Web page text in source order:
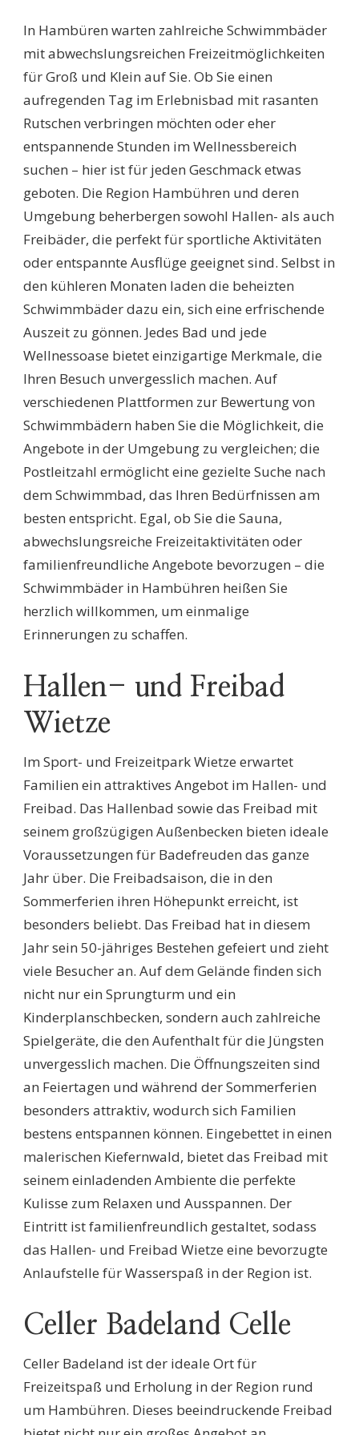
ENTDECKE
DIE
BESTEN
DIE
GANZE
In Hambüren warten zahlreiche Schwimmbäder
mit abwechslungsreichen Freizeitmöglichkeiten
für Groß und Klein auf Sie. Ob Sie einen
aufregenden Tag im Erlebnisbad mit rasanten
Rutschen verbringen möchten oder eher
entspannende Stunden im Wellnessbereich
suchen – hier ist für jeden Geschmack etwas
geboten. Die Region Hambühren und deren
Umgebung beherbergen sowohl Hallen- als auch
Freibäder, die perfekt für sportliche Aktivitäten
oder entspannte Ausflüge geeignet sind. Selbst in
den kühleren Monaten laden die beheizten
Schwimmbäder dazu ein, sich eine erfrischende
Auszeit zu gönnen. Jedes Bad und jede
Wellnessoase bietet einzigartige Merkmale, die
Ihren Besuch unvergesslich machen. Auf
verschiedenen Plattformen zur Bewertung von
Schwimmbädern haben Sie die Möglichkeit, die
Angebote in der Umgebung zu vergleichen; die
Postleitzahl ermöglicht eine gezielte Suche nach
dem Schwimmbad, das Ihren Bedürfnissen am
besten entspricht. Egal, ob Sie die Sauna,
abwechslungsreiche Freizeitaktivitäten oder
familienfreundliche Angebote bevorzugen – die
Schwimmbäder in Hambühren heißen Sie
herzlich willkommen, um einmalige
Erinnerungen zu schaffen.
Hallen- und Freibad
Wietze
Im Sport- und Freizeitpark Wietze erwartet
Familien ein attraktives Angebot im Hallen- und
Freibad. Das Hallenbad sowie das Freibad mit
seinem großzügigen Außenbecken bieten ideale
Voraussetzungen für Badefreuden das ganze
Jahr über. Die Freibadsaison, die in den
Sommerferien ihren Höhepunkt erreicht, ist
besonders beliebt. Das Freibad hat in diesem
Jahr sein 50-jähriges Bestehen gefeiert und zieht
viele Besucher an. Auf dem Gelände finden sich
nicht nur ein Sprungturm und ein
Kinderplanschbecken, sondern auch zahlreiche
Spielgeräte, die den Aufenthalt für die Jüngsten
unvergesslich machen. Die Öffnungszeiten sind
an Feiertagen und während der Sommerferien
besonders attraktiv, wodurch sich Familien
bestens entspannen können. Eingebettet in einen
malerischen Kiefernwald, bietet das Freibad mit
seinem einladenden Ambiente die perfekte
Kulisse zum Relaxen und Ausspannen. Der
Eintritt ist familienfreundlich gestaltet, sodass
das Hallen- und Freibad Wietze eine bevorzugte
Anlaufstelle für Wasserspaß in der Region ist.
Celler Badeland Celle
Celler Badeland ist der ideale Ort für
Freizeitspaß und Erholung in der Region rund
um Hambühren. Dieses beeindruckende Freibad